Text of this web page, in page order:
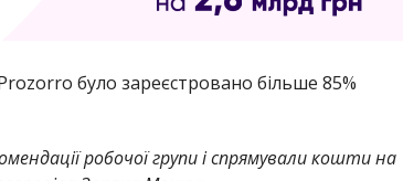
було зареєстровано більше 85%
робочої групи і спрямували кошти на